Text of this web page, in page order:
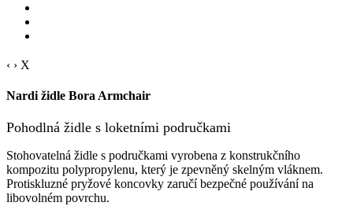
‹ › X
Nardi židle Bora Armchair
Pohodlná židle s loketními područkami
Stohovatelná židle s područkami vyrobena z konstrukčního
kompozitu polypropylenu, který je zpevněný skelným vláknem.
Protiskluzné pryžové koncovky zaručí bezpečné používání na
libovolném povrchu.